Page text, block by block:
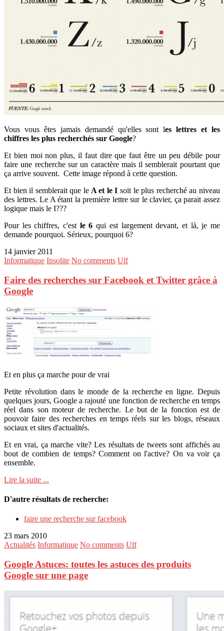
Vous vous êtes jamais demandé qu'elles sont les lettres et les
chiffres les plus recherchés sur Google?
Et bien moi non plus, il faut dire que faut être un peu débile pour
faire une recherche sur un caractère mais il semblerait pourtant que
ça arrive souvent. Cette image répond à cette question.
Et bien il semblerait que le A et le I soit le plus recherché au niveau
des lettres. Le A étant la première lettre sur le clavier, ça parait assez
logique mais le I???
Pour les chiffres, c'est le 6 qui est largement devant, et là, je me
demande pourquoi. Sérieux, pourquoi 6?
14 janvier 2011
Informatique Insolite No comments Ulf
Faire des recherches sur Facebook et Twitter grâce à
Google
Et en plus ça marche pour de vrai
Petite révolution dans le monde de la recherche en ligne. Depuis
quelques jours, Google a rajouté une fonction de recherche en temps
réel dans son moteur de recherche. Le but de la fonction est de
pouvoir faire des recherches en temps réels sur les blogs, réseaux
sociaux et sites d'actualités.
Et en vrai, ça marche vite? Les résultats de tweets sont affichés au
bout de combien de temps? Comment on l'active? On va voir ça
ensemble.
Lire la suite ...
D'autre résultats de recherche:
faire une recherche sur facebook
23 mars 2010
Actualités Informatique No comments Ulf
Google Astuces: toutes les astuces des produits
Google sur une page